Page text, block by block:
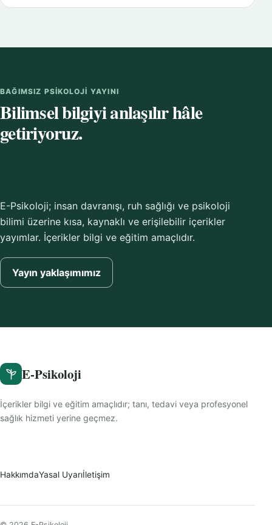
BAĞIMSIZ PSIKOLOJI YAYINI
Bilimsel bilgiyi anlaşılır hâle
getiriyoruz.
E-Psikoloji; insan davranışı, ruh sağlığı ve psikoloji
bilimi üzerine kısa, kaynaklı ve erişilebilir içerikler
yayımlar. İçerikler bilgi ve eğitim amaçlıdır.
Yayın yaklaşımımız
E-Psikoloji
İçerikler bilgi ve eğitim amaçlıdır; tanı, tedavi veya profesyonel
sağlık hizmeti yerine geçmez.
HakkımdaYasal Uyarıİletişim